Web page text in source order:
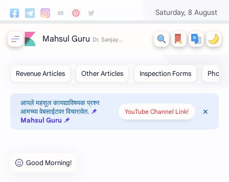
Saturday, 8 August
Mahsul Guru
आपले महसूल कायद्याविषयक प्रश्न
आमच्या वेबसाईटवर विचारावेत. 📌
Mahsul Guru 📌
YouTube Channel Link!